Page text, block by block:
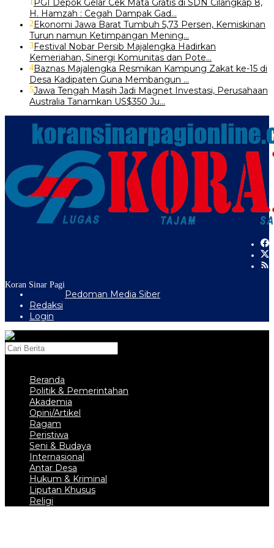
PGI Depok Gelar Cek Mata Gratis di SDN Cilangkap 8,
H. Hamzah : Cegah Dampak Gad…
2Ekonomi Jawa Barat Tumbuh 5,73 Persen, Kemiskinan
Turun namun Ketimpangan Mening…
3Festival Nobar Persib Majalengka Hadirkan
Kemeriahan, Sinergi Komunitas dan Pote…
4Baznas Majalengka Resmikan Kampung Zakat ke-15 di
Desa Kadipaten Guna Membangun …
5Jawa Tengah Masih Jadi Magnet Investasi, Perusahaan
Australia Tanamkan US$350 Ju…
Koran Sinar Pagi
Pedoman Media Siber
Redaksi
Login
Beranda
Politik & Pemerintahan
Akademia
Opini/Artikel
Ragam
Peristiwa
Seni & Budaya
Internasional
Antar Desa
Hukum & Kriminal
Liputan Khusus
Religi